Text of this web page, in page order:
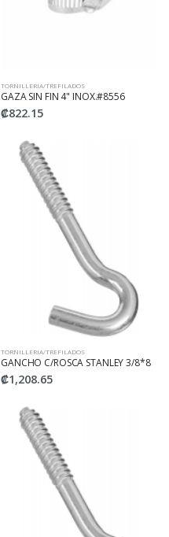
TORNILLERIA/TREFILADOS
GAZA SIN FIN 4" INOX.#8556
₡822.15
TORNILLERIA/TREFILADOS
GANCHO C/ROSCA STANLEY 3/8*8
₡1,208.65